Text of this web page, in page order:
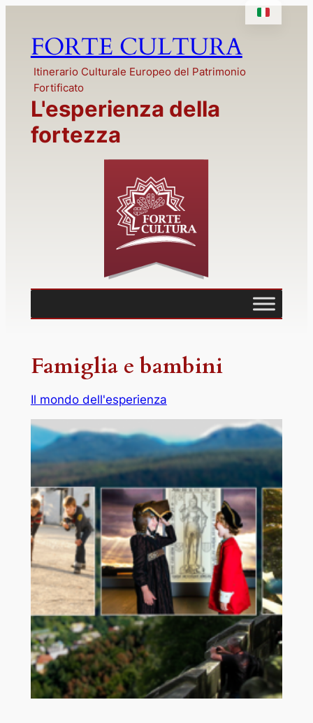
contenuto
FORTE CULTURA
Itinerario Culturale Europeo del Patrimonio
Fortificato
L'esperienza della
fortezza
Famiglia e bambini
Il mondo dell'esperienza